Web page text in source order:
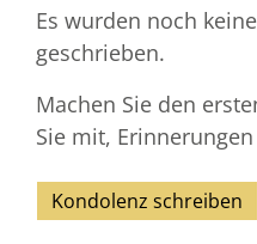
Es wurden noch
geschrieben.
Machen Sie den
Sie mit,
Kondolenz schreiben